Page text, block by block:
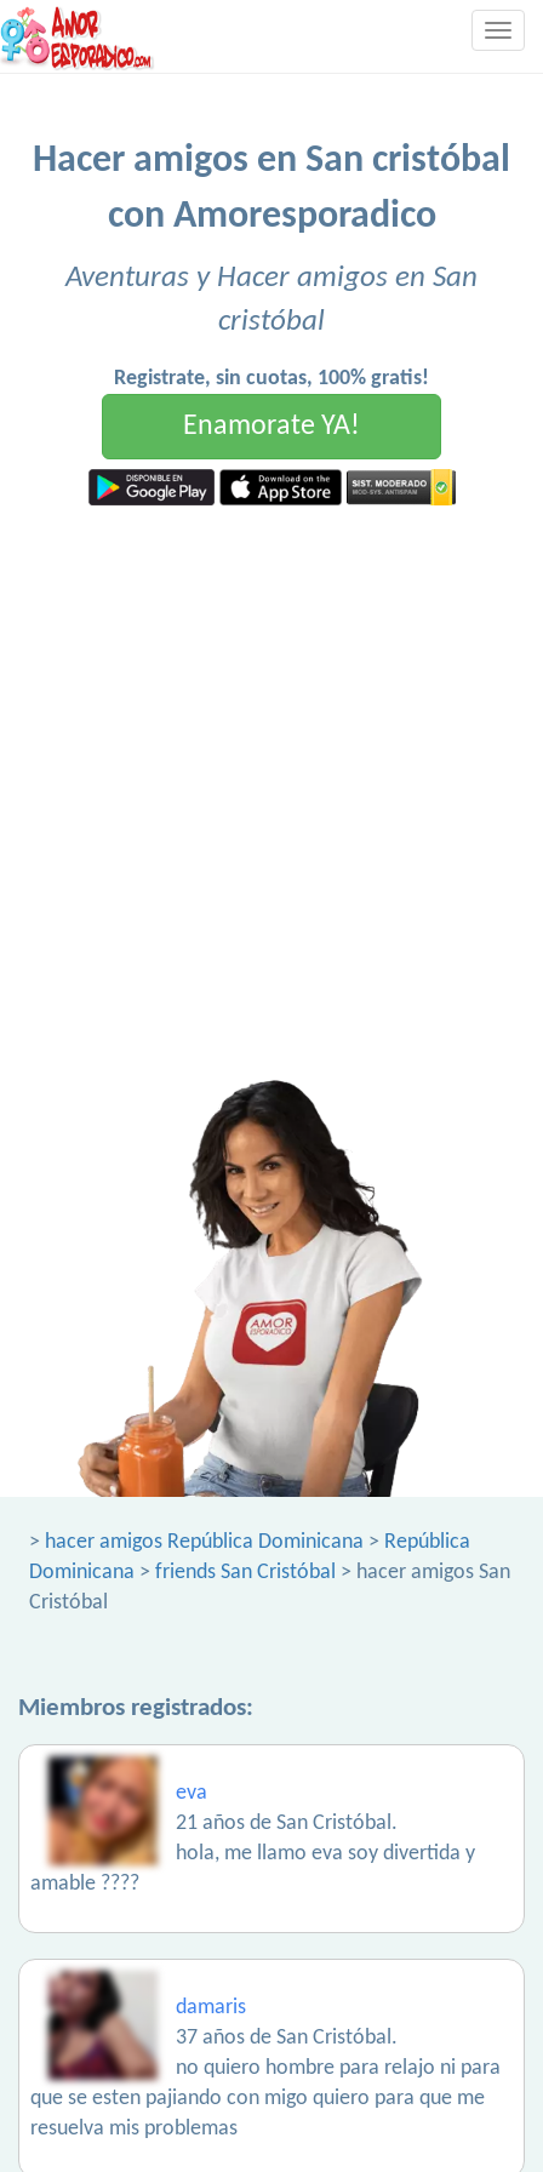
Hacer amigos en San cristóbal
con Amoresporadico
Aventuras y Hacer amigos en San
cristóbal
Registrate, sin cuotas, 100% gratis!
Enamorate YA!
> hacer amigos República Dominicana > República
Dominicana > friends San Cristóbal > hacer amigos San
Cristóbal
Miembros registrados:
eva
21 años de San Cristóbal.
hola, me llamo eva soy divertida y
amable ????
damaris
37 años de San Cristóbal.
no quiero hombre para relajo ni para
que se esten pajiando con migo quiero para que me
resuelva mis problemas